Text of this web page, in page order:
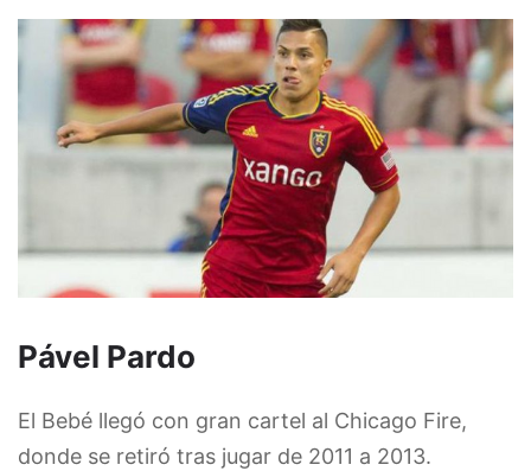
Pável Pardo
El Bebé llegó con gran cartel al Chicago Fire,
donde se retiró tras jugar de 2011 a 2013.